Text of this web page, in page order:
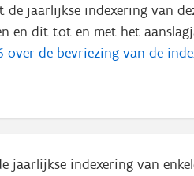
de jaarlijkse indexering van
en dit tot en met het
over de bevriezing van de
jaarlijkse indexering van